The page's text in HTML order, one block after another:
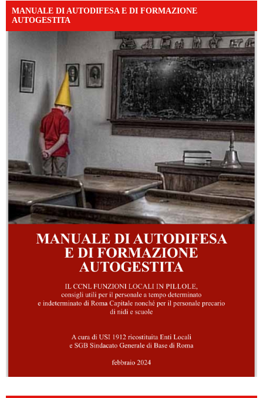
MANUALE DI AUTODIFESA E DI FORMAZIONE
AUTOGESTITA